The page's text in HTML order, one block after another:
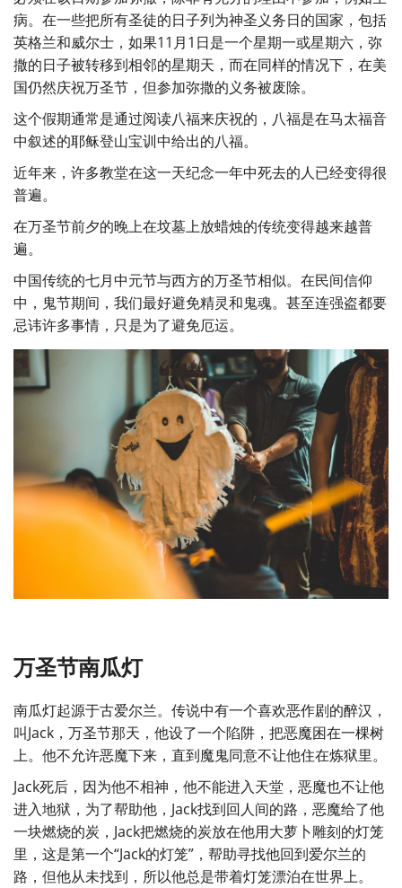
病。在一些把所有圣徒的日子列为神圣义务日的国家，包括
英格兰和威尔士，如果11月1日是一个星期一或星期六，弥
撒的日子被转移到相邻的星期天，而在同样的情况下，在美
国仍然庆祝万圣节，但参加弥撒的义务被废除。
这个假期通常是通过阅读八福来庆祝的，八福是在马太福音
中叙述的耶稣登山宝训中给出的八福。
近年来，许多教堂在这一天纪念一年中死去的人已经变得很
普遍。
在万圣节前夕的晚上在坟墓上放蜡烛的传统变得越来越普
遍。
中国传统的七月中元节与西方的万圣节相似。在民间信仰
中，鬼节期间，我们最好避免精灵和鬼魂。甚至连强盗都要
忌讳许多事情，只是为了避免厄运。
万圣节南瓜灯
南瓜灯起源于古爱尔兰。传说中有一个喜欢恶作剧的醉汉，
叫Jack，万圣节那天，他设了一个陷阱，把恶魔困在一棵树
上。他不允许恶魔下来，直到魔鬼同意不让他住在炼狱里。
Jack死后，因为他不相神，他不能进入天堂，恶魔也不让他
进入地狱，为了帮助他，Jack找到回人间的路，恶魔给了他
一块燃烧的炭，Jack把燃烧的炭放在他用大萝卜雕刻的灯笼
里，这是第一个“Jack的灯笼”，帮助寻找他回到爱尔兰的
路，但他从未找到，所以他总是带着灯笼漂泊在世界上。